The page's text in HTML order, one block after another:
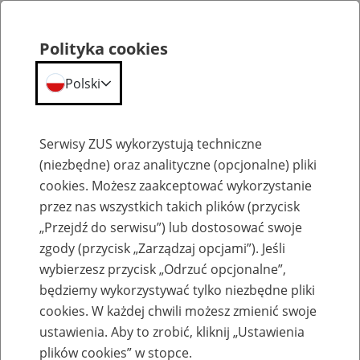
Szkolenia
Zaproś ZUS do siebie: Aktywni 50+
Polityka cookies
Polski
Serwisy ZUS wykorzystują techniczne
(niezbędne) oraz analityczne (opcjonalne) pliki
cookies. Możesz zaakceptować wykorzystanie
przez nas wszystkich takich plików (przycisk
„Przejdź do serwisu”) lub dostosować swoje
zgody (przycisk „Zarządzaj opcjami”). Jeśli
wybierzesz przycisk „Odrzuć opcjonalne”,
będziemy wykorzystywać tylko niezbędne pliki
cookies. W każdej chwili możesz zmienić swoje
ustawienia. Aby to zrobić, kliknij „Ustawienia
plików cookies” w stopce.